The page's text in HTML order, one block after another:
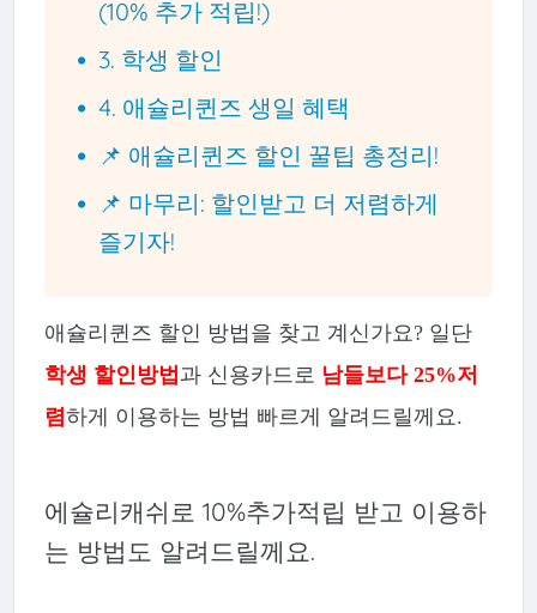
(10% 추가 적립!)
3. 학생 할인
4. 애슐리퀸즈 생일 혜택
📌 애슐리퀸즈 할인 꿀팁 총정리!
📌 마무리: 할인받고 더 저렴하게
즐기자!
애슐리퀸즈 할인 방법을 찾고 계신가요? 일단
학생 할인방법 과 신용카드로 남들보다 25%저
렴하게 이용하는 방법 빠르게 알려드릴께요.
에슐리캐쉬로 10%추가적립 받고 이용하
는 방법도 알려드릴께요.